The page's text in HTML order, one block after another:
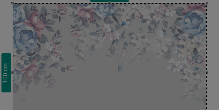
100
cm